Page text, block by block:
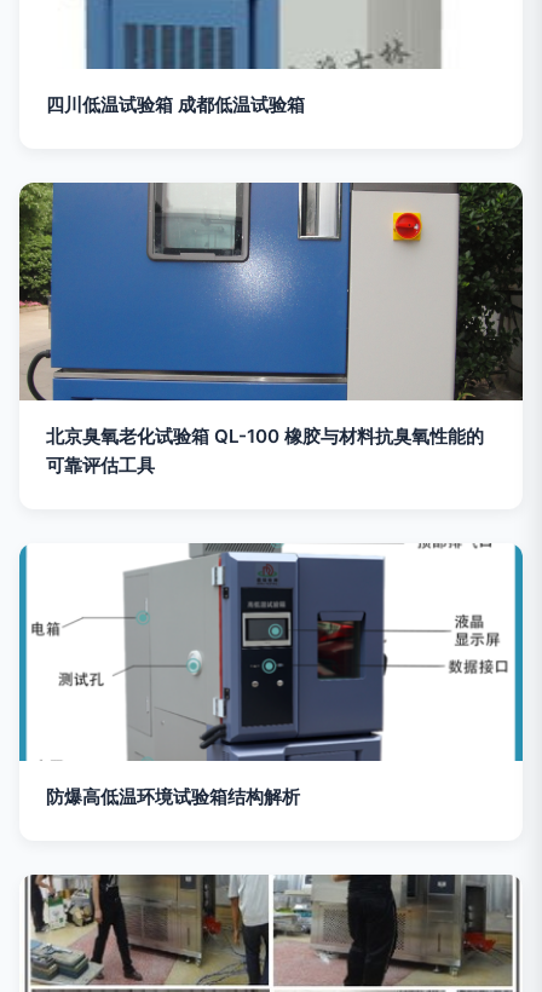
四川低温试验箱 成都低温试验箱
北京臭氧老化试验箱 QL-100 橡胶与材料抗臭氧性能的
可靠评估工具
防爆高低温环境试验箱结构解析